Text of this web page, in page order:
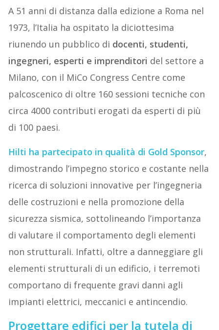
A 51 anni di distanza dalla edizione a Roma nel
1973, l’Italia ha ospitato la diciottesima
riunendo un pubblico di docenti, studenti,
ingegneri, esperti e imprenditori del settore a
Milano, con il MiCo Congress Centre come
palcoscenico di oltre 160 sessioni tecniche con
circa 4000 contributi erogati da esperti di più
di 100 paesi.
Hilti ha partecipato in qualità di Gold Sponsor,
dimostrando l’impegno storico e costante nella
ricerca di soluzioni innovative per l’ingegneria
delle costruzioni e nella promozione della
sicurezza sismica, sottolineando l’importanza
di valutare il comportamento degli elementi
non strutturali. Infatti, oltre a danneggiare gli
elementi strutturali di un edificio, i terremoti
comportano di frequente gravi danni agli
impianti elettrici, meccanici e antincendio.
Progettare edifici per la tutela di